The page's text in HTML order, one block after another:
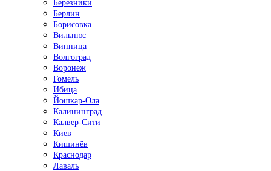
Березники
Берлин
Борисовка
Вильнюс
Винница
Волгоград
Воронеж
Гомель
Ибица
Йошкар-Ола
Калининград
Калвер-Сити
Киев
Кишинёв
Краснодар
Лаваль